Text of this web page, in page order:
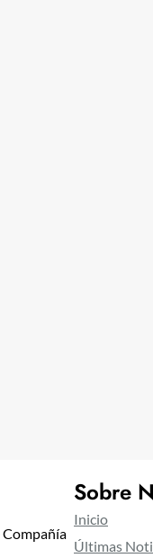
Compañía
Sobre
Inicio
Últimas